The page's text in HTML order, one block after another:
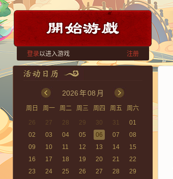
登录以进入游戏 注册
2026年08 月
周日 周一 周二 周三 周四 周五
周六
26
27 28 29 30 31
01
02
03 04 05 06 07
08
09
10 11 12 13 14
15
16
17 18 19 20 21
22
23
24 25 26 27 28
29